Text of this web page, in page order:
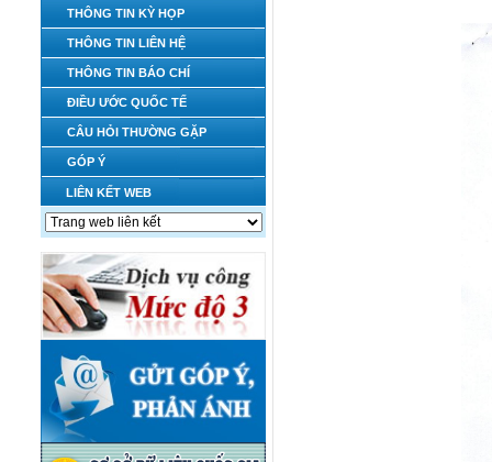
THÔNG TIN KỲ HỌP
THÔNG TIN LIÊN HỆ
THÔNG TIN BÁO CHÍ
ĐIỀU ƯỚC QUỐC TẾ
CÂU HỎI THƯỜNG GẶP
GÓP Ý
LIÊN KẾT WEB